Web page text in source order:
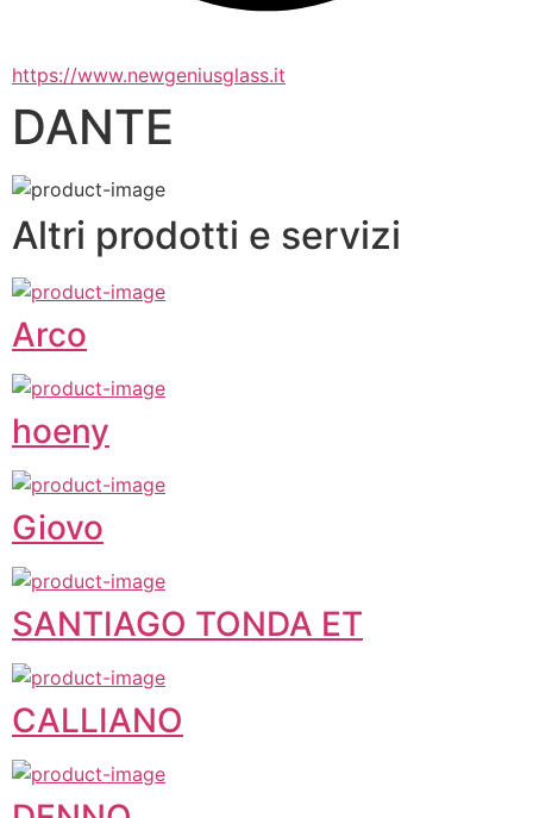
https://www.newgeniusglass.it
DANTE
Altri prodotti e servizi
Arco
hoeny
Giovo
SANTIAGO TONDA ET
CALLIANO